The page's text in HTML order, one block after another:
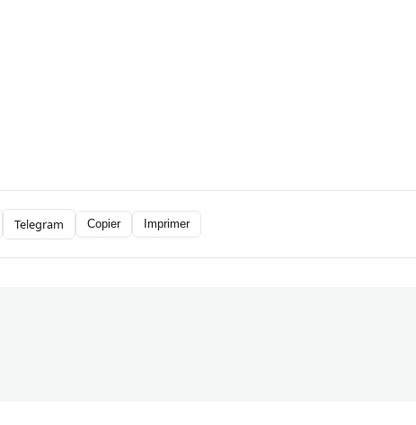
Telegram Copier Imprimer